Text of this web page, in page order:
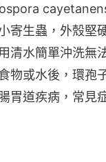
寄生蟲，外殼堅
清水簡單沖洗無
物或水後，環孢
胃道疾病，常見